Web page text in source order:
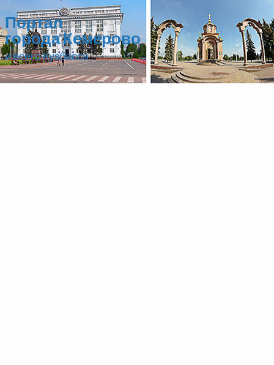
Портал
города Кемерово
и всего Кузбасса